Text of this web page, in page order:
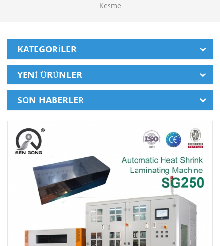
Kesme
KATEGORILER
YENI ÜRÜNLER
SON HABERLER